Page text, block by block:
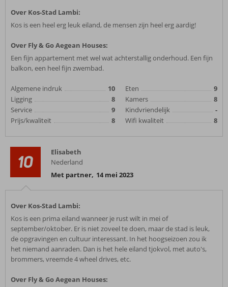
Over Kos-Stad Lambi:
Kos is een heel erg leuk eiland, de mensen zijn heel erg aardig!
Over Fly & Go Aegean Houses:
Een fijn appartement met wel wat achterstallig onderhoud. Een fijn
balkon, een heel fijn zwembad.
Algemene indruk
10
Ligging
8
Service
9
Prijs/kwaliteit
8
Eten
9
Kamers
8
Kindvriendelijk
-
Wifi kwaliteit
8
10
Elisabeth
Nederland
Met partner, 14 mei 2023
Over Kos-Stad Lambi:
Kos is een prima eiland wanneer je rust wilt in mei of
september/oktober. Er is niet zoveel te doen, maar de stad is leuk,
de opgravingen en cultuur interessant. In het hoogseizoen zou ik
het niemand aanraden. Dan is het hele eiland tjokvol, met auto's,
brommers, vreemde 4 wheel drives, etc.
Over Fly & Go Aegean Houses: